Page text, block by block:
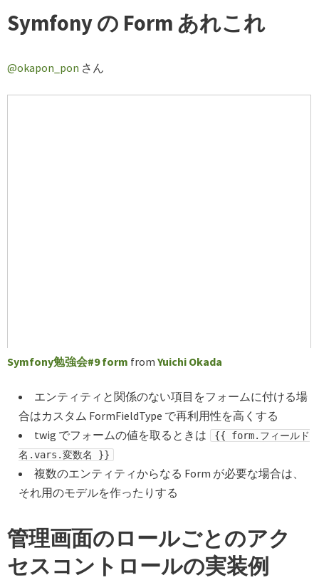
Symfony の Form あれこれ
@okapon_pon さん
Symfony勉強会#9 form from Yuichi Okada
エンティティと関係のない項目をフォームに付ける場
合はカスタム FormFieldType で再利用性を高くする
twig でフォームの値を取るときは
{{ form.フィールド
名.vars.変数名 }}
複数のエンティティからなる Form が必要な場合は、
それ用のモデルを作ったりする
管理画面のロールごとのアク
セスコントロールの実装例